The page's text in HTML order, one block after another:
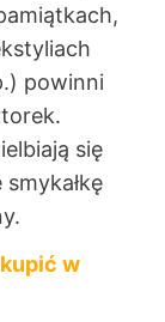
powinni
się
w